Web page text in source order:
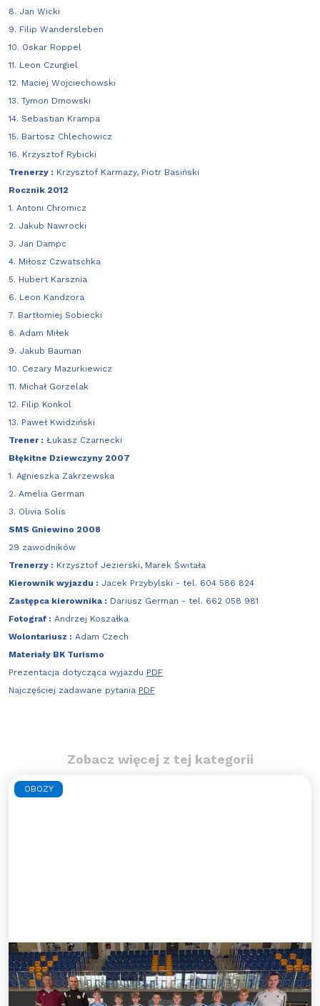
8. Jan Wicki
9. Filip Wandersleben
10. Oskar Roppel
11. Leon Czurgiel
12. Maciej Wojciechowski
13. Tymon Dmowski
14. Sebastian Krampa
15. Bartosz Chlechowicz
16. Krzysztof Rybicki
Trenerzy : Krzysztof Karmazy, Piotr Basiński
Rocznik 2012
1. Antoni Chromicz
2. Jakub Nawrocki
3. Jan Dampc
4. Miłosz Czwatschka
5. Hubert Karsznia
6. Leon Kandzora
7. Bartłomiej Sobiecki
8. Adam Miłek
9. Jakub Bauman
10. Cezary Mazurkiewicz
11. Michał Gorzelak
12. Filip Konkol
13. Paweł Kwidziński
Trener : Łukasz Czarnecki
Błękitne Dziewczyny 2007
1. Agnieszka Zakrzewska
2. Amelia German
3. Olivia Solis
SMS Gniewino 2008
29 zawodników
Trenerzy : Krzysztof Jezierski, Marek Świtała
Kierownik wyjazdu : Jacek Przybylski - tel. 604 586 824
Zastępca kierownika : Dariusz German - tel. 662 058 981
Fotograf : Andrzej Koszałka
Wolontariusz : Adam Czech
Materiały BK Turismo
Prezentacja dotycząca wyjazdu PDF
Najczęściej zadawane pytania PDF
Zobacz więcej z tej kategorii
OBOZY
Błękitny obóz indywidualny -
lato 2026
Zapraszamy zaczarowanych piłką nożną